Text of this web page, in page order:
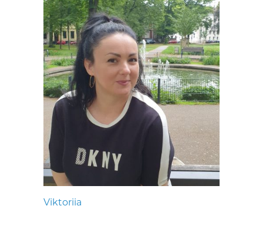
Viktoriia